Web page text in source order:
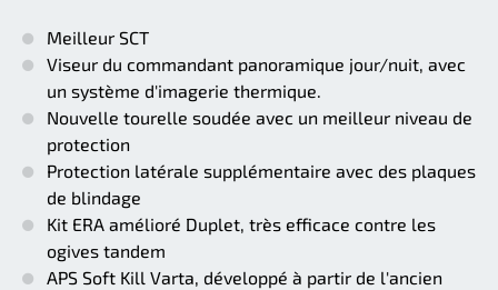
Meilleur SCT
Viseur du commandant panoramique jour/nuit, avec
un système d'imagerie thermique.
Nouvelle tourelle soudée avec un meilleur niveau de
protection
Protection latérale supplémentaire avec des plaques
de blindage
Kit ERA amélioré Duplet, très efficace contre les
ogives tandem
APS Soft Kill Varta, développé à partir de l'ancien